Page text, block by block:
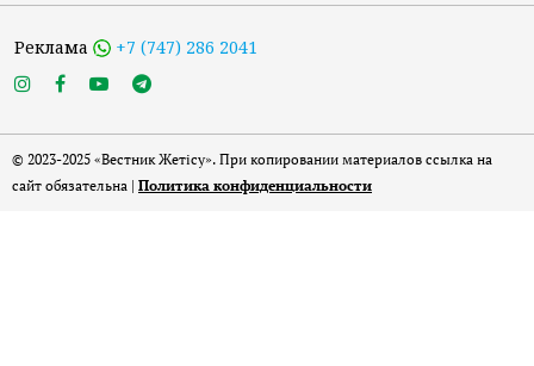
Реклама +7 (747) 286 2041
© 2023-2025 «Вестник Жетісу». При копировании материалов ссылка на
сайт обязательна | Политика конфиденциальности